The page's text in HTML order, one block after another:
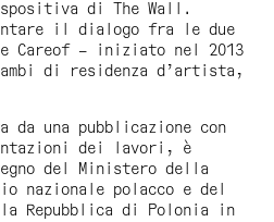
di
The Wall
.
il dialogo fra le due
Careof – iniziato nel 2013
di residenza d’artista,
da una pubblicazione con
dei lavori, è
del Ministero della
nazionale polacco e del
Repubblica di Polonia in